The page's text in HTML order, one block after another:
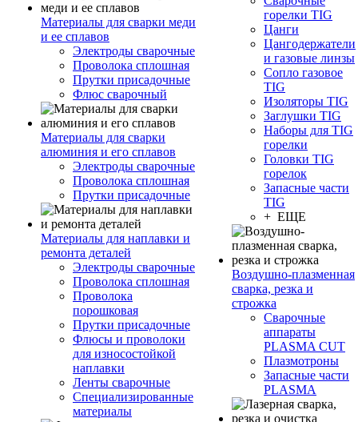
Материалы для сварки меди
и ее сплавов
Электроды сварочные
Проволока сплошная
Прутки присадочные
Флюс сварочный
Материалы для сварки
алюминия и его сплавов
Электроды сварочные
Проволока сплошная
Прутки присадочные
Материалы для наплавки и
ремонта деталей
Электроды сварочные
Проволока сплошная
Проволока
порошковая
Прутки присадочные
Флюсы и проволоки
для износостойкой
наплавки
Ленты сварочные
Специализированные
материалы
горелки TIG
Цанги
Цангодержатели
и газовые линзы
Сопло газовое
TIG
Изоляторы TIG
Заглушки TIG
Наборы для TIG
горелки
Головки TIG
горелок
Запасные части
TIG
+ ЕЩЕ
Воздушно-плазменная
сварка, резка и
строжка
Сварочные
аппараты
PLASMA CUT
Плазмотроны
Запасные части
PLASMA